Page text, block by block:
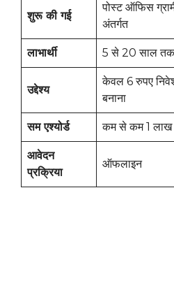
शुरू की गई
पोस्ट ऑफिस
अंतर्गत
लाभार्थी 5 से 20 साल
उद्देश्य
केवल 6 रुपए
बनाना
सम एश्योर्ड कम से कम 1 लाख
आवेदन
प्रक्रिया
ऑफलाइन